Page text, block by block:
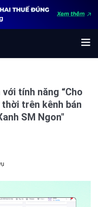
tính năng “Cho
trên kênh bán
SM Ngon"